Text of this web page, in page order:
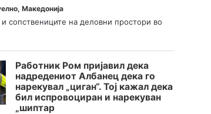
,Македонија
сопствениците на деловни простори во
Работник Ром пријавил дека
надредениот Албанец дека го
нарекувал „циган“. Тој кажал дека
бил испровоциран и нарекуван
„шиптар